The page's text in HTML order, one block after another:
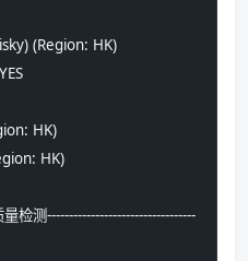
(Region: HK)
HK)
HK)
检测----------------------------------